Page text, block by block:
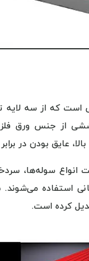
است که از سه
از جنس ورق فلزی
عایق بودن در
انواع سوله‌ها،
استفاده
کرده است.